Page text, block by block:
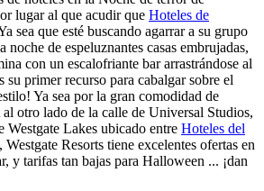
lugar al que acudir que Hoteles de
sea que esté buscando agarrar a su grupo
noche de espeluznantes casas embrujadas,
con un escalofriante bar arrastrándose al
su primer recurso para cabalgar sobre el
Ya sea por la gran comodidad de
al otro lado de la calle de Universal Studios,
Westgate Lakes ubicado entre Hoteles del
Resorts tiene excelentes ofertas en
y tarifas tan bajas para Halloween ... ¡dan